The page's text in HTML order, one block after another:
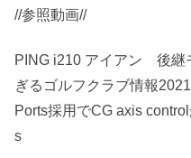
//参照動画//
PING i210 アイアン 後継
ぎるゴルフクラブ情報
Ports採用でCG axis
s